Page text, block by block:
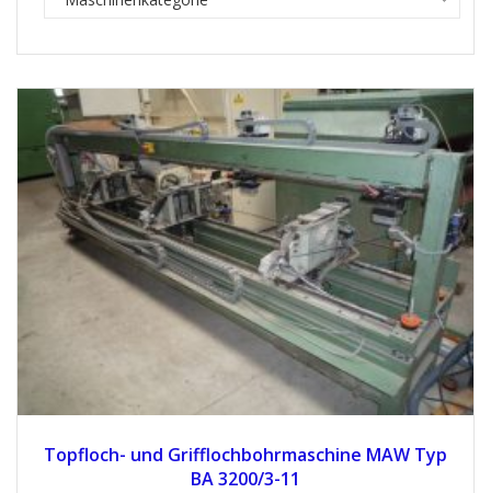
Topfloch- und Griffloch­bohrmaschine MAW Typ
BA 3200/3-11